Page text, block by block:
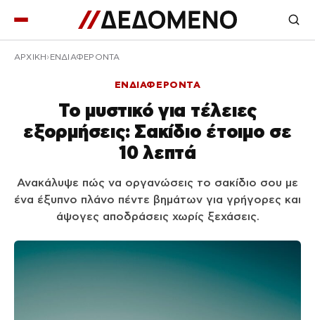
ΑΡΧΙΚΉ ΕΝΔΙΑΦΕΡΟΝΤΑ
ΕΝΔΙΑΦΕΡΟΝΤΑ
Το μυστικό για τέλειες
εξορμήσεις: Σακίδιο έτοιμο σε
10 λεπτά
Ανακάλυψε πώς να οργανώσεις το σακίδιο σου με
ένα έξυπνο πλάνο πέντε βημάτων για γρήγορες και
άψογες αποδράσεις χωρίς ξεχάσεις.